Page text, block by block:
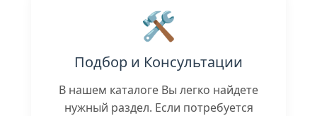
🛠️
Подбор и Консультации
В нашем каталоге Вы легко найдете
нужный раздел. Если потребуется